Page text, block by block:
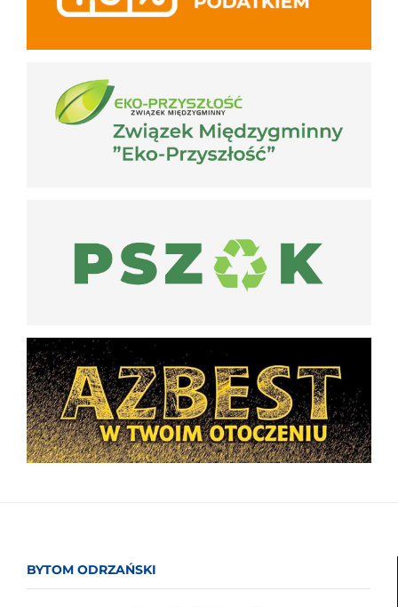
BYTOM ODRZAŃSKI